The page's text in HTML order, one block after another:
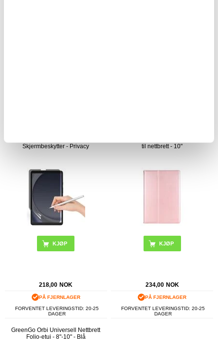
Skjermbeskytter - Privacy
218,00 NOK
PÅ FJERNLAGER
FORVENTET LEVERINGSTID: 20-25
DAGER
til nettbrett - 10"
KJØP
234,00 NOK
PÅ FJERNLAGER
FORVENTET LEVERINGSTID: 20-25
DAGER
GreenGo Orbi Universell Nettbrett
Folio-etui - 8"-10" - Blå